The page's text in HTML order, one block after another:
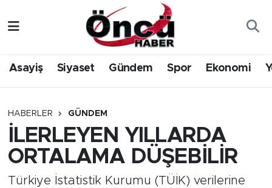
Asayiş Siyaset Gündem Spor Ekonomi
HABERLER GÜNDEM
İLERLEYEN YILLARDA
ORTALAMA DÜŞEBİLİR
Türkiye İstatistik Kurumu (TÜİK) verilerine
Gündem
Sağlık & Çevre
Spor
Düzce Nöbetçi Eczaneler
Düzce Hava Durumu
Düzce Namaz Vakitleri
Düzce Trafik Yoğunluk Haritası
Süper Lig Puan Durumu ve Fikstür